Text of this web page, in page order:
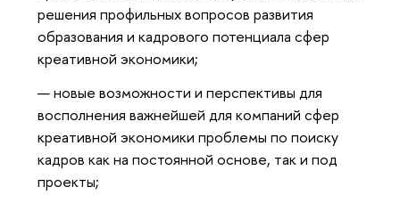
решения профильных вопросов развития
образования и кадрового потенциала сфер
креативной экономики;
новые возможности и перспективы для
восполнения важнейшей для компаний сфер
креативной экономики проблемы по поиску
кадров как на постоянной основе, так и под
проекты;